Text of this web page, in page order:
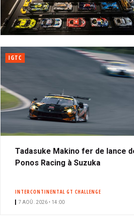
I
P
A
N
IGTC
Tadasuke Makino fer de lance
Ponos Racing à Suzuka
INTERCONTINENTAL GT CHALLENGE
7 AOÛ. 2026 • 14:00